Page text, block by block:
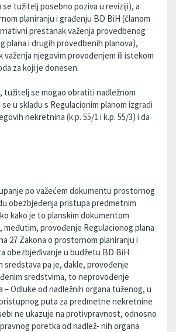
se tužitelj posebno poziva u reviziji), a
planiranju i građenju BD BiH (članom
prestanak važenja provedbenog
plana i drugih provedbenih planova),
važenja njegovim provođenjem ili istekom
za koji je donesen.
tužitelj se mogao obratiti nadležnom
u skladu s Regulacionim planom izgradi
nekretnina (k.p. 55/1 i k.p. 55/3) i da
po važećem dokumentu prostornog
obezbjeđenja pristupa predmetnim
kako je to planskim dokumentom
međutim, provođenje Regulacionog plana
27 Zakona o prostornom planiranju i
obezbjeđivanje u budžetu BD BiH
sredstava pa je, dakle, provođenje
sredstvima, to neprovođenje
– Odluke od nadležnih organa tuženog, u
puta za predmetne nekretnine
ne ukazuje na protivpravnost, odnosno
poretka od nadlež- nih organa